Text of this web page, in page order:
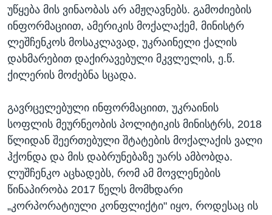
უწყება მის ვინაობას არ ამჟღავნებს. გამოძიების
ინფორმაციით, ამერიკის მოქალაქემ, მინისტრ
ლეშჩენკოს მოსაკლავად, უკრაინელი ქალის
დახმარებით დაქირავებული მკვლელის, ე.წ.
ქილერის მოძებნა სცადა.
გავრცელებული ინფორმაციით, უკრაინის
სოფლის მეურნეობის პოლიტიკის მინისტრს, 2018
წლიდან შეერთებული შტატების მოქალაქის ვალი
ჰქონდა და მის დაბრუნებაზე უარს ამბობდა.
ლუშჩენკო აცხადებს, რომ ამ მოვლენების
წინაპირობა 2017 წელს მომხდარი
„კორპორატიული კონფლიქტი" იყო, როდესაც ის